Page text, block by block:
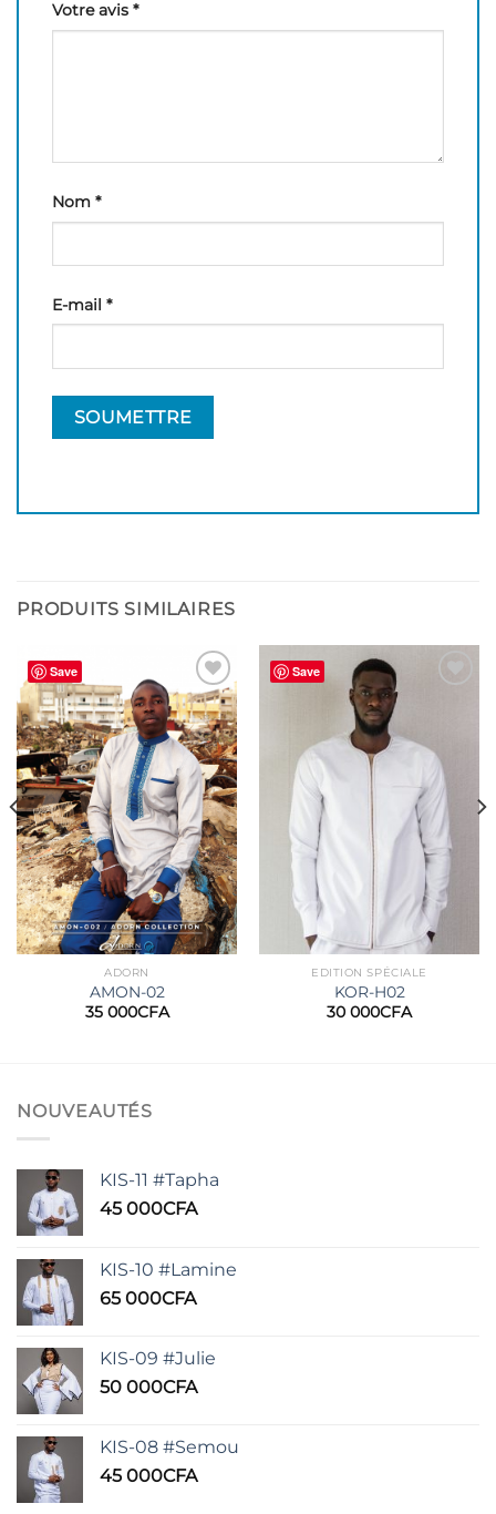
Votre avis *
Nom *
E-mail *
PRODUITS SIMILAIRES
Save
Ajouter
à la
wishlist
ADORN
AMON-02
35 000CFA
Save
à la
wishlist
EDITION SPÉCIALE
KOR-H02
30 000CFA
NOUVEAUTÉS
KIS-11 #Tapha
45 000CFA
KIS-10 #Lamine
65 000CFA
KIS-09 #Julie
50 000CFA
KIS-08 #Semou
45 000CFA